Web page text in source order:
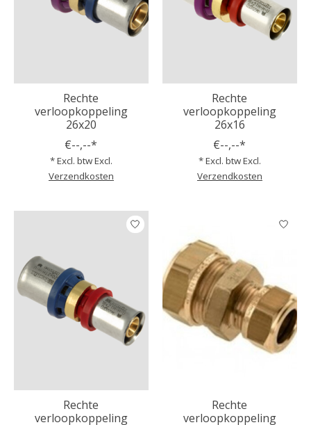
Rechte
verloopkoppeling
26x20
€--,--*
* Excl. btw Excl.
Verzendkosten
Rechte
verloopkoppeling
26x16
€--,--*
* Excl. btw Excl.
Verzendkosten
Rechte
verloopkoppeling
Rechte
verloopkoppeling